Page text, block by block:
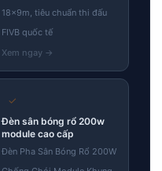
18×9m, tiêu chuẩn thi đấu
FIVB quốc tế
✓
Đèn sân bóng rổ 200w
module cao cấp
Đèn Pha Sân Bóng Rổ 200W